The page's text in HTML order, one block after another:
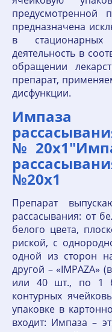
предусмотренной
предназначена
в стационарных
деятельность в
обращении
препарат,
дисфункции.
Импаза
№20х1
Препарат
рассасывания: от
белого цвета,
риской, с
одной из сторон
другой – «IMPAZA»
или 40 шт., по 1
контурных
упаковке в
входит: Импаза –